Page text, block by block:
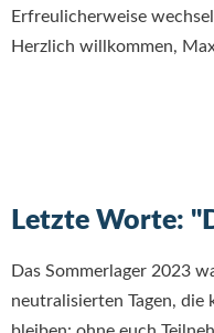
Erfreulicherweise
Herzlich willkommen,
Letzte Worte:
Das Sommerlager 2023
neutralisierten Tagen,